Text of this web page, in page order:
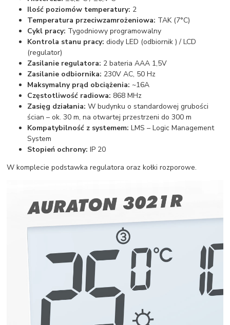
Ilość poziomów temperatury: 2
Temperatura przeciwzamrożeniowa: TAK (7°C)
Cykl pracy: Tygodniowy programowalny
Kontrola stanu pracy: diody LED (odbiornik ) / LCD
(regulator)
Zasilanie regulatora: 2 bateria AAA 1,5V
Zasilanie odbiornika: 230V AC, 50 Hz
Maksymalny prąd obciążenia: ~16A
Częstotliwość radiowa: 868 MHz
Zasięg działania:W budynku o standardowej grubości
ścian – ok. 30 m, na otwartej przestrzeni do 300 m
Kompatybilność z systemem: LMS – Logic Management
System
Stopień ochrony: IP 20
W komplecie podstawka regulatora oraz kołki rozporowe.